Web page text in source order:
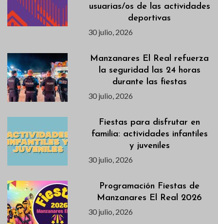
usuarias/os de las actividades
deportivas
30 julio, 2026
Manzanares El Real refuerza
la seguridad las 24 horas
durante las fiestas
30 julio, 2026
Fiestas para disfrutar en
familia: actividades infantiles
y juveniles
30 julio, 2026
Programación Fiestas de
Manzanares El Real 2026
30 julio, 2026